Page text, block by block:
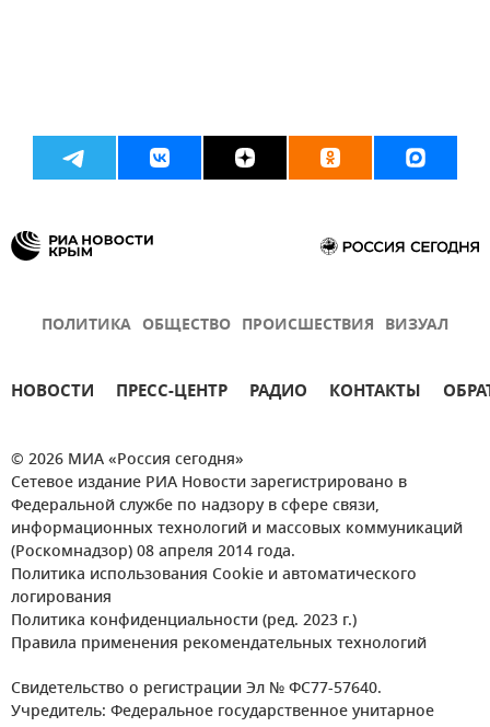
ПОЛИТИКА ОБЩЕСТВО ПРОИСШЕСТВИЯ ВИЗУАЛ
НОВОСТИ ПРЕСС-ЦЕНТР РАДИО КОНТАКТЫ
© 2026 МИА «Россия сегодня»
Сетевое издание РИА Новости зарегистрировано в
Федеральной службе по надзору в сфере связи,
информационных технологий и массовых коммуникаций
(Роскомнадзор) 08 апреля 2014 года.
Политика использования Cookie и автоматического
логирования
Политика конфиденциальности (ред. 2023 г.)
Правила применения рекомендательных технологий
Свидетельство о регистрации Эл № ФС77-57640.
Учредитель: Федеральное государственное унитарное